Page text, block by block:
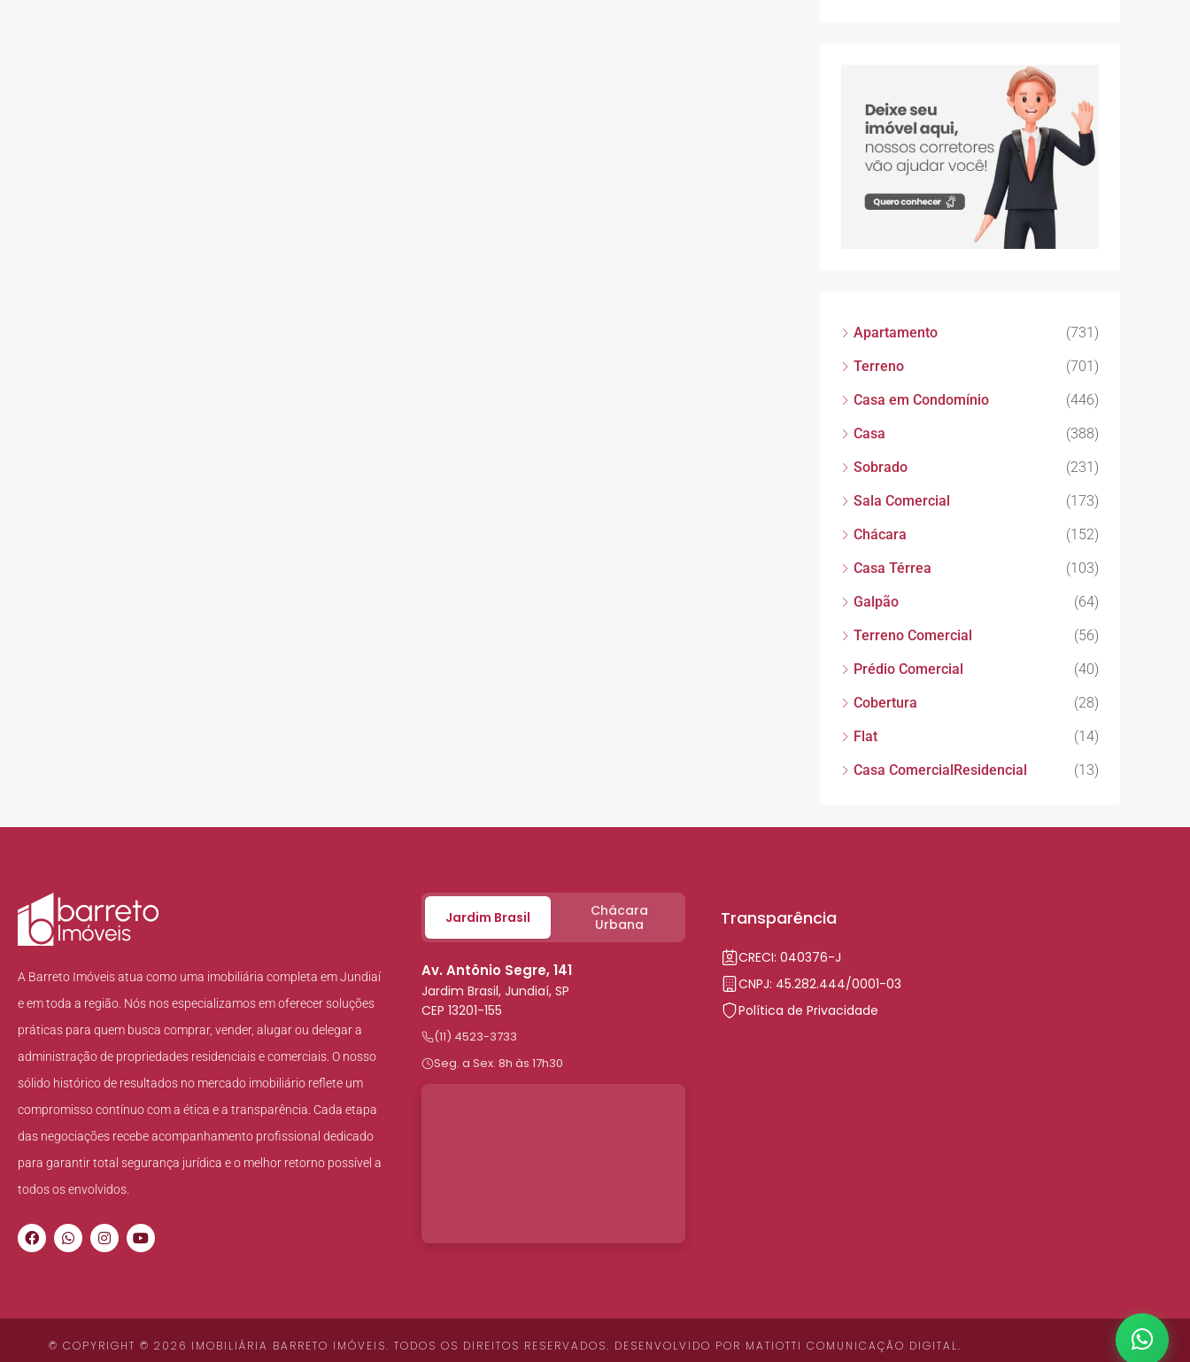
Apartamento
(731)
Terreno
(701)
Casa em Condomínio
(446)
Casa
(388)
Sobrado
(231)
Sala Comercial
(173)
Chácara
(152)
Casa Térrea
(103)
Galpão
(64)
Terreno Comercial
(56)
Prédio Comercial
(40)
Cobertura
(28)
Flat
(14)
Casa ComercialResidencial
(13)
A Barreto Imóveis atua como uma imobiliária completa em Jundiaí
e em toda a região. Nós nos especializamos em oferecer soluções
práticas para quem busca comprar, vender, alugar ou delegar a
administração de propriedades residenciais e comerciais. O nosso
sólido histórico de resultados no mercado imobiliário reflete um
compromisso contínuo com a ética e a transparência. Cada etapa
das negociações recebe acompanhamento profissional dedicado
para garantir total segurança jurídica e o melhor retorno possível a
todos os envolvidos.
Jardim Brasil
Chácara
Urbana
Av. Antônio Segre, 141
Jardim Brasil, Jundiaí, SP
CEP 13201-155
(11) 4523-3733
Seg. a Sex. 8h às 17h30
Transparência
CRECI: 040376-J
CNPJ: 45.282.444/0001-03
Política de Privacidade
© COPYRIGHT © 2026 IMOBILIÁRIA BARRETO IMÓVEIS. TODOS OS DIREITOS RESERVADOS. DESENVOLVIDO POR MATIOTTI COMUNICAÇÃO DIGITAL.